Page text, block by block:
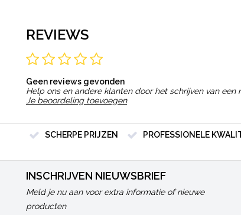
REVIEWS
Geen reviews gevonden
Help ons en andere klanten door het schrijven van een
Je beoordeling toevoegen
SCHERPE PRIJZEN PROFESSIONELE
INSCHRIJVEN NIEUWSBRIEF
Meld je nu aan voor extra informatie of nieuwe
producten